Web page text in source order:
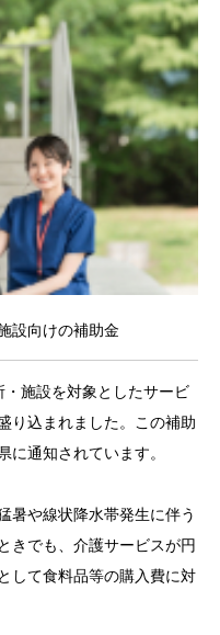
設向けの補助金
施設を対象としたサービ
り込まれました。この補助
に通知されています。
暑や線状降水帯発生に伴う
きでも、介護サービスが円
して食料品等の購入費に対